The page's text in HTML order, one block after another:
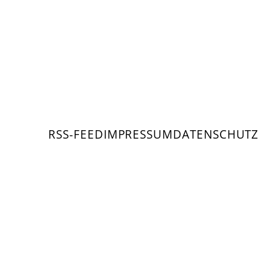
RSS-FEEDIMPRESSUMDATENSCHUTZ